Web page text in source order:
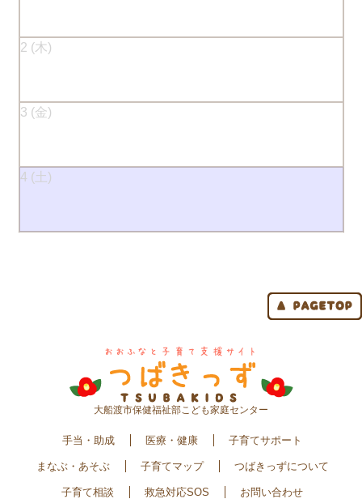
2
3
4
大船渡市保健福祉部こども家庭センター
手当・助成 医療・健康 子育てサポート
まなぶ・あそぶ 子育てマップ つばきっずについて
子育て相談 救急対応SOS お問い合わせ